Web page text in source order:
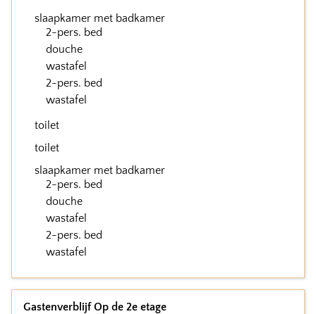
slaapkamer met badkamer
2-pers. bed
douche
wastafel
2-pers. bed
wastafel
toilet
toilet
slaapkamer met badkamer
2-pers. bed
douche
wastafel
2-pers. bed
wastafel
Gastenverblijf Op de 2e etage